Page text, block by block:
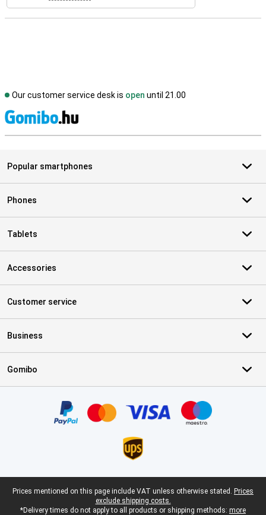
Our customer service desk is open until 21.00
Popular smartphones
Phones
Tablets
Accessories
Customer service
Business
Gomibo
Legal footer
Prices mentioned on this page include VAT unless otherwise stated. Prices
exclude shipping costs.
*Delivery times do not apply to all products or shipping methods: more